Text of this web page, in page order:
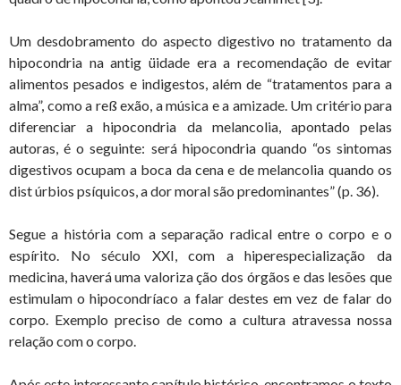
Um desdobramento do aspecto digestivo no tratamento da
hipocondria na antig üidade era a recomendação de evitar
alimentos pesados e indigestos, além de “tratamentos para a
alma”, como a reß exão, a música e a amizade. Um critério para
diferenciar a hipocondria da melancolia, apontado pelas
autoras, é o seguinte: será hipocondria quando “os sintomas
digestivos ocupam a boca da cena e de melancolia quando os
dist úrbios psíquicos, a dor moral são predominantes” (p. 36).
Segue a história com a separação radical entre o corpo e o
espírito. No século XXI, com a hiperespecialização da
medicina, haverá uma valoriza ção dos órgãos e das lesões que
estimulam o hipocondríaco a falar destes em vez de falar do
corpo. Exemplo preciso de como a cultura atravessa nossa
relação com o corpo.